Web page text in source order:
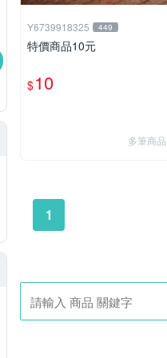
Y6739918325 449
特價商品10元
$10
多筆商品
1